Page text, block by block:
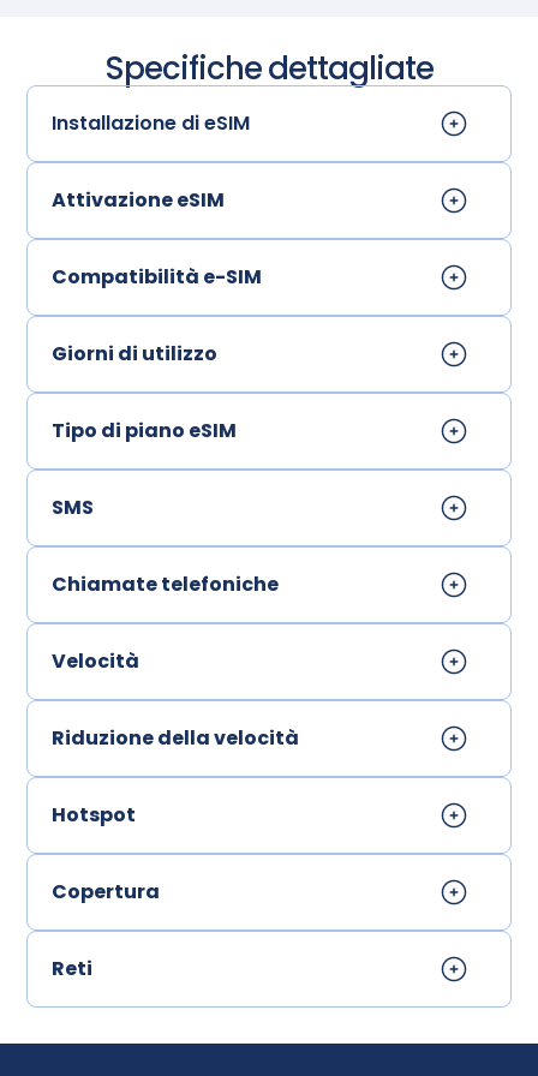
Specifiche dettagliate
Installazione di eSIM
Attivazione eSIM
Compatibilità e-SIM
Giorni di utilizzo
Tipo di piano eSIM
SMS
Chiamate telefoniche
Velocità
Riduzione della velocità
Hotspot
Copertura
Reti